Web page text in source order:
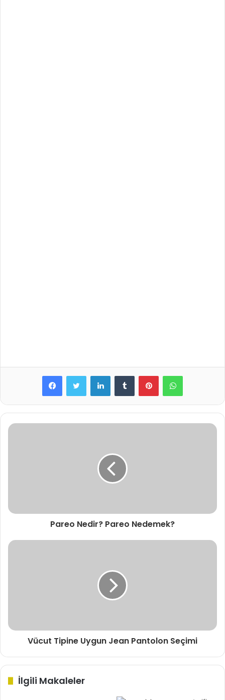
LinkedInTumblr PinterestWhatsApp
Pareo Nedir? Pareo Nedemek?
Vücut Tipine Uygun Jean Pantolon Seçimi
İlgili Makaleler